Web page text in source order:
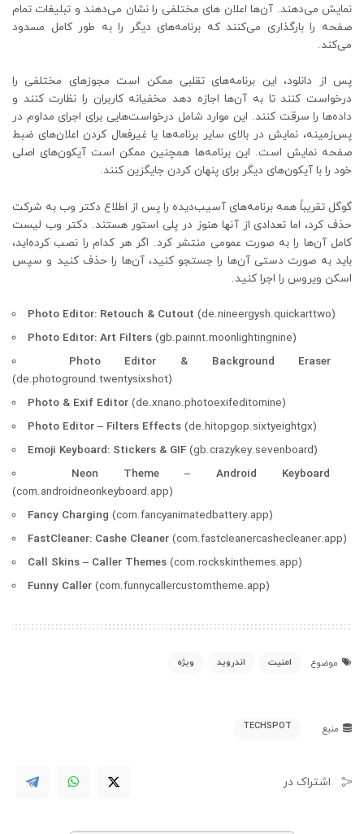
نمایش می‌دهند. آن‌ها اعلان های مختلفی را نشان می‌دهند و تبلیغات تمام
صفحه را بارگذاری می‌کنند که برنامه‌های دیگر را به طور کامل مسدود
می‌کند.
پس از دانلود، این برنامه‌های تقلبی ممکن است مجوزهای مختلفی را
درخواست کنند تا به آن‌ها اجازه دهد مخفیانه کاربران را نظارت کنند و
داده‌ها را سرقت کنند. این موارد شامل درخواست‌هایی برای اجرای مداوم در
پس‌زمینه، نمایش در بالای سایر برنامه‌ها یا غیرفعال کردن اعلان‌های ضبط
صفحه نمایش است. این برنامه‌ها همچنین ممکن است آیکون‌های اصلی
خود را با آیکون‌های دیگر برای پنهان کردن جایگزین کنند.
گوگل تقریباً همه برنامه‌های آسیب‌دیده را پس از اطلاع دکتر وب به شرکت
حذف کرد، اما تعدادی از آنها هنوز در پلی استور هستند. دکتر وب لیست
کامل آن‌ها را به صورت عمومی منتشر کرد. اگر هر کدام را نصب کرده‌اید،
باید به صورت دستی آن‌ها را جستجو کنید، آن‌ها را حذف کنید و سپس
اسکن ویروس را اجرا کنید.
Photo Editor: Retouch & Cutout (de.nineergysh.quickarttwo)
Photo Editor: Art Filters(gb.painnt.moonlightingnine)
Photo Editor & Background Eraser
(de.photoground.twentysixshot)
Photo & Exif Editor(de.xnano.photoexifeditornine)
Photo Editor – Filters Effects(de.hitopgop.sixtyeightgx)
Emoji Keyboard: Stickers & GIF(gb.crazykey.sevenboard)
Neon Theme – Android Keyboard
(com.androidneonkeyboard.app)
Fancy Charging (com.fancyanimatedbattery.app)
FastCleaner: Cashe Cleaner(com.fastcleanercashecleaner.app)
Call Skins – Caller Themes(com.rockskinthemes.app)
Funny Caller(com.funnycallercustomtheme.app)
موضوع امنیت اندروید ویژه
منبع TECHSPOT
اشتراک در